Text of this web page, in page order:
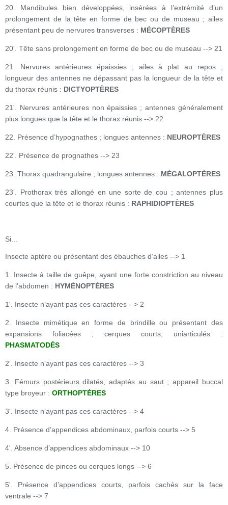
20. Mandibules bien développées, insérées à l’extrémité d’un
prolongement de la tête en forme de bec ou de museau ; ailes
présentant peu de nervures transverses : MÉCOPTÈRES
20'. Tête sans prolongement en forme de bec ou de museau --> 21
21. Nervures antérieures épaissies ; ailes à plat au repos ;
longueur des antennes ne dépassant pas la longueur de la tête et
du thorax réunis : DICTYOPTÈRES
21'. Nervures antérieures non épaissies ; antennes généralement
plus longues que la tête et le thorax réunis --> 22
22. Présence d’hypognathes ; longues antennes : NEUROPTÈRES
22'. Présence de prognathes --> 23
23. Thorax quadrangulaire ; longues antennes : MÉGALOPTÈRES
23'. Prothorax très allongé en une sorte de cou ; antennes plus
courtes que la tête et le thorax réunis : RAPHIDIOPTÈRES
Si...
Insecte aptère ou présentant des ébauches d’ailes --> 1
1. Insecte à taille de guêpe, ayant une forte constriction au niveau
de l’abdomen : HYMÉNOPTÈRES
1'. Insecte n’ayant pas ces caractères --> 2
2. Insecte mimétique en forme de brindille ou présentant des
expansions foliacées ; cerques courts, uniarticulés :
PHASMATODÉS
2'. Insecte n’ayant pas ces caractères --> 3
3. Fémurs postérieurs dilatés, adaptés au saut ; appareil buccal
type broyeur : ORTHOPTÈRES
3'. Insecte n’ayant pas ces caractères --> 4
4. Présence d’appendices abdominaux, parfois courts --> 5
4'. Absence d’appendices abdominaux --> 10
5. Présence de pinces ou cerques longs --> 6
5'. Présence d’appendices courts, parfois cachés sur la face
ventrale --> 7